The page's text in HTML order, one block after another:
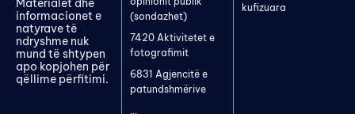
Materialet dhe
informacionet e
natyrave të
ndryshme nuk
mund të shtypen
apo kopjohen për
qëllime përfitimi.
(sondazhet)
7420 Aktivitetet e
fotografimit
6831 Agjencitë e
patundshmërive
kufizuara